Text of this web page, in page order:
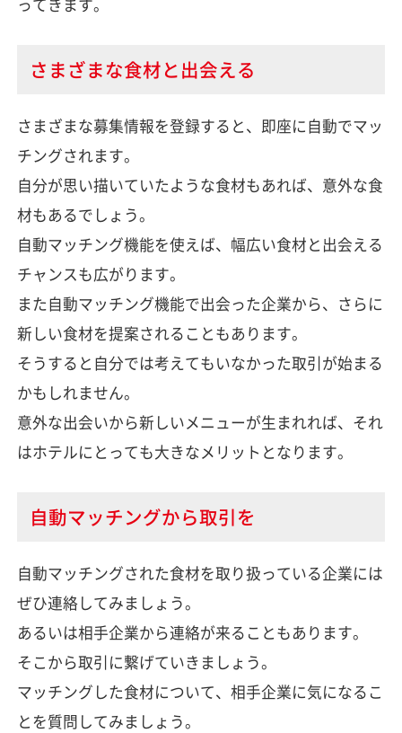
ってきます。
さまざまな食材と出会える
さまざまな募集情報を登録すると、即座に自動でマッ
チングされます。
自分が思い描いていたような食材もあれば、意外な食
材もあるでしょう。
自動マッチング機能を使えば、幅広い食材と出会える
チャンスも広がります。
また自動マッチング機能で出会った企業から、さらに
新しい食材を提案されることもあります。
そうすると自分では考えてもいなかった取引が始まる
かもしれません。
意外な出会いから新しいメニューが生まれれば、それ
はホテルにとっても大きなメリットとなります。
自動マッチングから取引を
自動マッチングされた食材を取り扱っている企業には
ぜひ連絡してみましょう。
あるいは相手企業から連絡が来ることもあります。
そこから取引に繋げていきましょう。
マッチングした食材について、相手企業に気になるこ
とを質問してみましょう。